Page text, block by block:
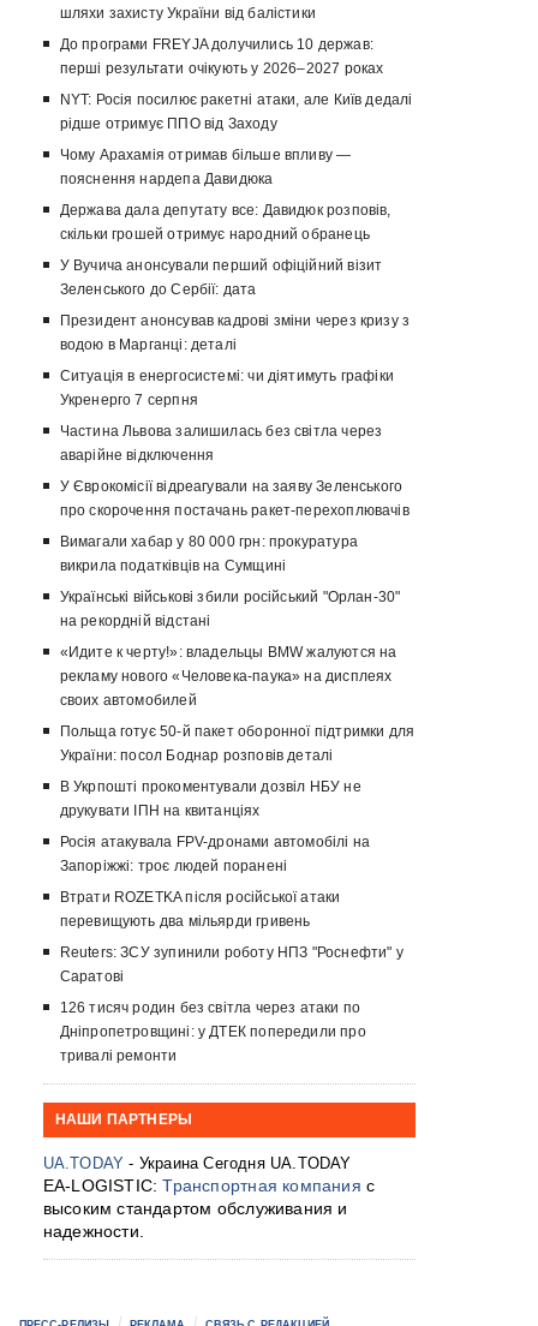
шляхи захисту України від балістики
До програми FREYJA долучились 10 держав:
перші результати очікують у 2026–2027 роках
NYT: Росія посилює ракетні атаки, але Київ дедалі
рідше отримує ППО від Заходу
Чому Арахамія отримав більше впливу —
пояснення нардепа Давидюка
Держава дала депутату все: Давидюк розповів,
скільки грошей отримує народний обранець
У Вучича анонсували перший офіційний візит
Зеленського до Сербії: дата
Президент анонсував кадрові зміни через кризу з
водою в Марганці: деталі
Ситуація в енергосистемі: чи діятимуть графіки
Укренерго 7 серпня
Частина Львова залишилась без світла через
аварійне відключення
У Єврокомісії відреагували на заяву Зеленського
про скорочення постачань ракет-перехоплювачів
Вимагали хабар у 80 000 грн: прокуратура
викрила податківців на Сумщині
Українські військові збили російський "Орлан-30"
на рекордній відстані
«Идите к черту!»: владельцы BMW жалуются на
рекламу нового «Человека-паука» на дисплеях
своих автомобилей
Польща готує 50-й пакет оборонної підтримки для
України: посол Боднар розповів деталі
В Укрпошті прокоментували дозвіл НБУ не
друкувати ІПН на квитанціях
Росія атакувала FPV-дронами автомобілі на
Запоріжжі: троє людей поранені
Втрати ROZETKA після російської атаки
перевищують два мільярди гривень
Reuters: ЗСУ зупинили роботу НПЗ "Роснефти" у
Саратові
126 тисяч родин без світла через атаки по
Дніпропетровщині: у ДТЕК попередили про
тривалі ремонти
НАШИ ПАРТНЕРЫ
UA.TODAY - Украина Сегодня UA.TODAY
EA-LOGISTIC:Транспортная компания с
высоким стандартом обслуживания и
надежности.